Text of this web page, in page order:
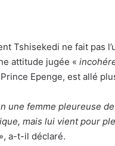
Tshisekedi ne fait pas
attitude jugée «
Epenge, est allé
une femme pleureuse
mais lui vient pour
», a-t-il déclaré.